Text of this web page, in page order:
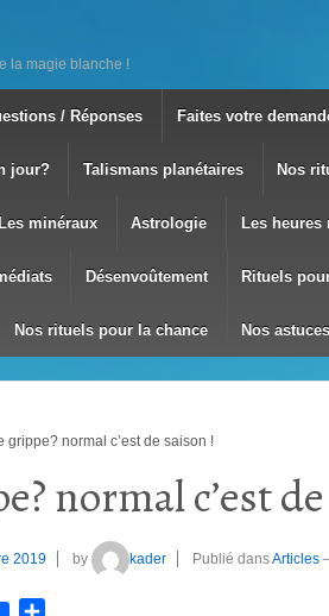
la magie blanche !
/ Réponses Faites votre
jour? Talismans planétaires Nos
Les minéraux Astrologie Les heures
Désenvoûtement Rituels
Nos rituels pour la chance Nos
grippe? normal c’est de saison !
normal c’est
2019 by kader Publié dansArticles